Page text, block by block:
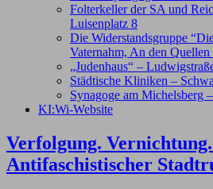
Folterkeller der SA und
Luisenplatz 8
Die Widerstandsgruppe
Vaternahm, An den Quellen
„Judenhaus“ –
Städtische Kliniken –
Synagoge am Michelsberg
KI:Wi-Website
Verfolgung.
Antifaschistischer